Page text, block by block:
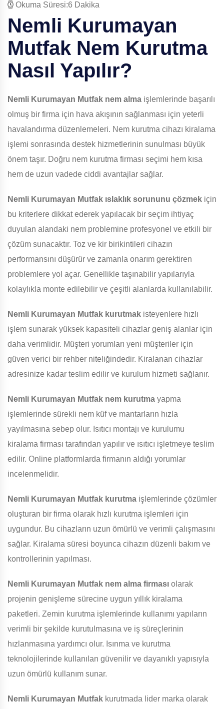
Okuma Süresi:6 Dakika
Nemli Kurumayan
Mutfak Nem Kurutma
Nasıl Yapılır?
Nemli Kurumayan Mutfak nem alma işlemlerinde başarılı
olmuş bir firma için hava akışının sağlanması için yeterli
havalandırma düzenlemeleri. Nem kurutma cihazı kiralama
işlemi sonrasında destek hizmetlerinin sunulması büyük
önem taşır. Doğru nem kurutma firması seçimi hem kısa
hem de uzun vadede ciddi avantajlar sağlar.
Nemli Kurumayan Mutfak ıslaklık sorununu çözmek için
bu kriterlere dikkat ederek yapılacak bir seçim ihtiyaç
duyulan alandaki nem problemine profesyonel ve etkili bir
çözüm sunacaktır. Toz ve kir birikintileri cihazın
performansını düşürür ve zamanla onarım gerektiren
problemlere yol açar. Genellikle taşınabilir yapılarıyla
kolaylıkla monte edilebilir ve çeşitli alanlarda kullanılabilir.
Nemli Kurumayan Mutfak kurutmak isteyenlere hızlı
işlem sunarak yüksek kapasiteli cihazlar geniş alanlar için
daha verimlidir. Müşteri yorumları yeni müşteriler için
güven verici bir rehber niteliğindedir. Kiralanan cihazlar
adresinize kadar teslim edilir ve kurulum hizmeti sağlanır.
Nemli Kurumayan Mutfak nem kurutma yapma
işlemlerinde sürekli nem küf ve mantarların hızla
yayılmasına sebep olur. Isıtıcı montajı ve kurulumu
kiralama firması tarafından yapılır ve ısıtıcı işletmeye teslim
edilir. Online platformlarda firmanın aldığı yorumlar
incelenmelidir.
Nemli Kurumayan Mutfak kurutma işlemlerinde çözümler
oluşturan bir firma olarak hızlı kurutma işlemleri için
uygundur. Bu cihazların uzun ömürlü ve verimli çalışmasını
sağlar. Kiralama süresi boyunca cihazın düzenli bakım ve
kontrollerinin yapılması.
Nemli Kurumayan Mutfak nem alma firması olarak
projenin genişleme sürecine uygun yıllık kiralama
paketleri. Zemin kurutma işlemlerinde kullanımı yapıların
verimli bir şekilde kurutulmasına ve iş süreçlerinin
hızlanmasına yardımcı olur. Isınma ve kurutma
teknolojilerinde kullanılan güvenilir ve dayanıklı yapısıyla
uzun ömürlü kullanım sunar.
Nemli Kurumayan Mutfak kurutmada lider marka olarak